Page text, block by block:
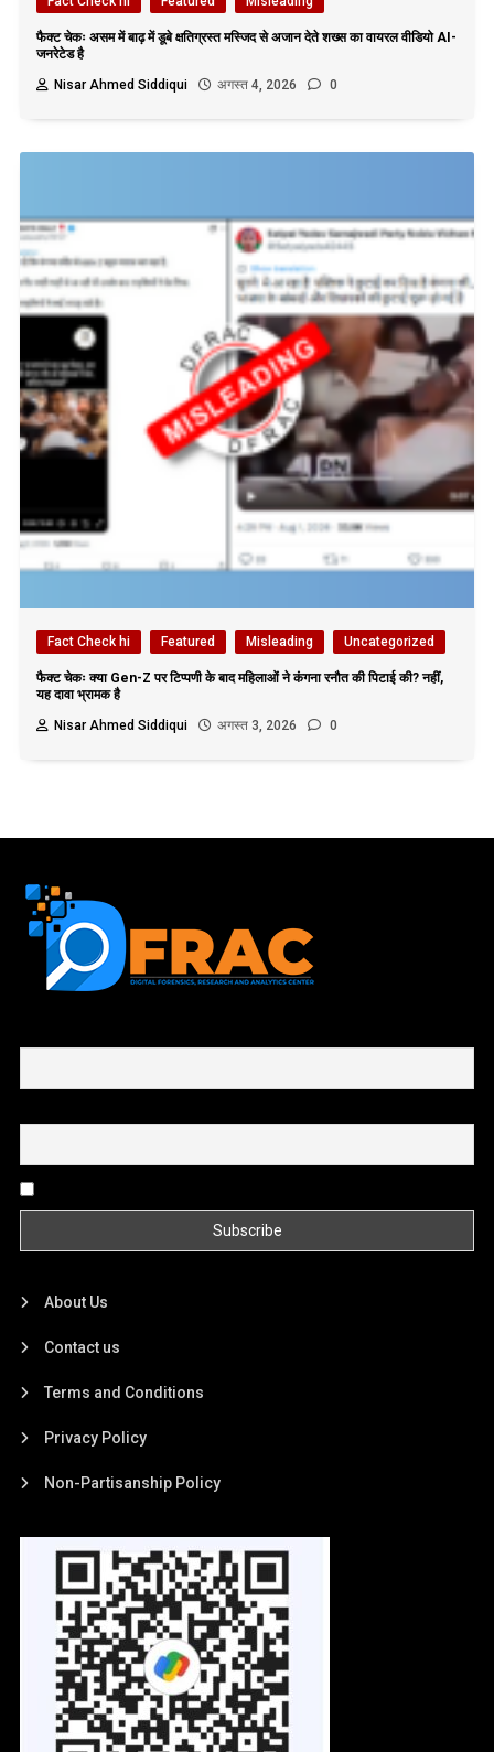
फैक्ट चेकः असम में बाढ़ में डूबे क्षतिग्रस्त मस्जिद से अजान देते शख्स का वायरल वीडियो AI-
जनरेटेड है
Nisar Ahmed Siddiqui
अगस्त 4, 2026 0
Fact Check hi Featured Misleading Uncategorized
फैक्ट चेकः क्या Gen-Z पर टिप्पणी के बाद महिलाओं ने कंगना रनौत की पिटाई की? नहीं,
यह दावा भ्रामक है
Nisar Ahmed Siddiqui
अगस्त 3, 2026 0
About Us
Contact us
Terms and Conditions
Privacy Policy
Non-Partisanship Policy